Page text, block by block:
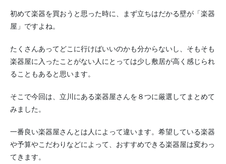
初めて楽器を買おうと思った時に、まず立ちはだかる壁が「楽器
屋」ですよね。
たくさんあってどこに行けばいいのかも分からないし、そもそも
楽器屋に入ったことがない人にとっては少し敷居が高く感じられ
ることもあると思います。
そこで今回は、立川にある楽器屋さんを８つに厳選してまとめて
みました。
一番良い楽器屋さんとは人によって違います。希望している楽器
や予算やこだわりなどによって、おすすめできる楽器屋は変わっ
てきます。